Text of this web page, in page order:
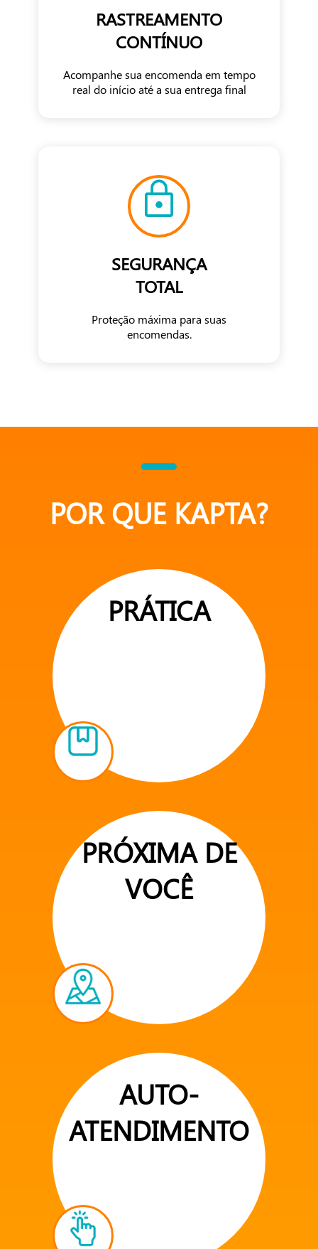
RASTREAMENTO
CONTÍNUO
Acompanhe sua encomenda em tempo
real do início até a sua entrega final
SEGURANÇA
TOTAL
Proteção máxima para suas
encomendas.
POR QUE KAPTA?
PRÁTICA
PRÓXIMA DE
VOCÊ
AUTO-
ATENDIMENTO